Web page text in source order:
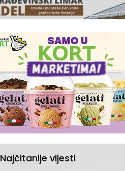
Najčitanije vijesti